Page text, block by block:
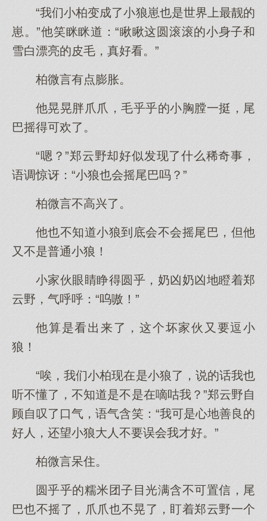
“我们小柏变成了小狼崽也是世界上最靓的
崽。”他笑眯眯道：“瞅瞅这圆滚滚的小身子和
雪白漂亮的皮毛，真好看。”
柏微言有点膨胀。
他晃晃胖爪爪，毛乎乎的小胸膛一挺，尾
巴摇得可欢了。
“嗯？”郑云野却好似发现了什么稀奇事，
语调惊讶：“小狼也会摇尾巴吗？”
柏微言不高兴了。
他也不知道小狼到底会不会摇尾巴，但他
又不是普通小狼！
小家伙眼睛睁得圆乎，奶凶奶凶地瞪着郑
云野，气呼呼：“呜嗷！”
他算是看出来了，这个坏家伙又要逗小
狼！
“唉，我们小柏现在是小狼了，说的话我也
听不懂了，不知道是不是在嘀咕我？”郑云野自
顾自叹了口气，语气含笑：“我可是心地善良的
好人，还望小狼大人不要误会我才好。”
柏微言呆住。
圆乎乎的糯米团子目光满含不可置信，尾
巴也不摇了，爪爪也不晃了，盯着郑云野一个